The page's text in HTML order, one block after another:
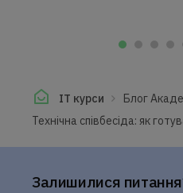
IT курси
Блог
Технічна співбесіда: як
Залишилися